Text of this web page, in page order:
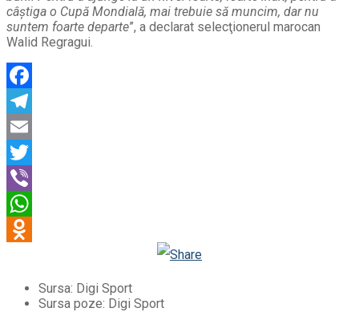
câştiga o Cupă Mondială, mai trebuie să muncim, dar nu
suntem foarte departe”, a declarat selecţionerul marocan
Walid Regragui.
Odnoklassniki
Sursa: Digi Sport
Sursa poze: Digi Sport